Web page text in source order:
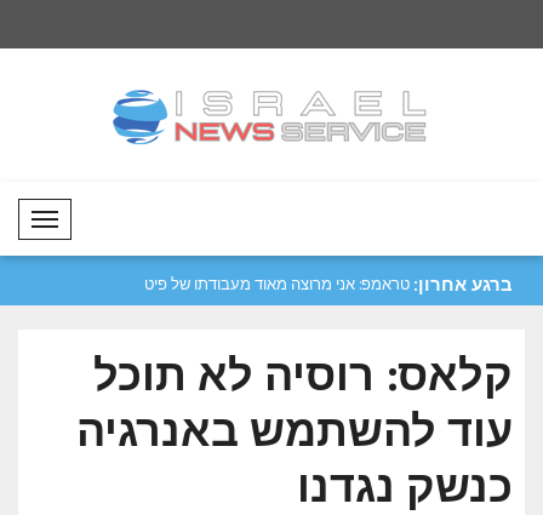
Mobil Menü
ברגע אחרון: טראמפ: אני מרוצה מאוד מעבודתו של פיט למערך
קלאס: רוסיה לא תוכל
עוד להשתמש באנרגיה
כנשק נגדנו